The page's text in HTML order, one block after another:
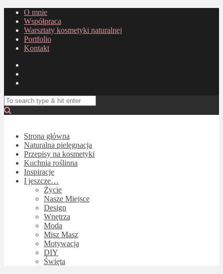
O mnie
Współpraca
Warsztaty kosmetyki naturalnej
Portfolio
Kontakt
Strona główna
Naturalna pielęgnacja
Przepisy na kosmetyki
Kuchnia roślinna
Inspiracje
I jeszcze…
Życie
Nasze Miejsce
Design
Wnętrza
Moda
Misz Masz
Motywacja
DIY
Święta